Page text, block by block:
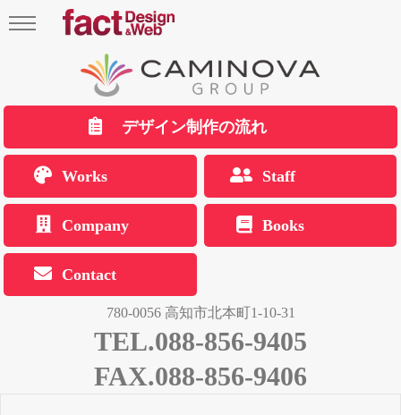
デザイン制作の流れ
Works Staff
Company Books
Contact
780-0056 高知市北本町1-10-31
TEL.088-856-9405
FAX.088-856-9406